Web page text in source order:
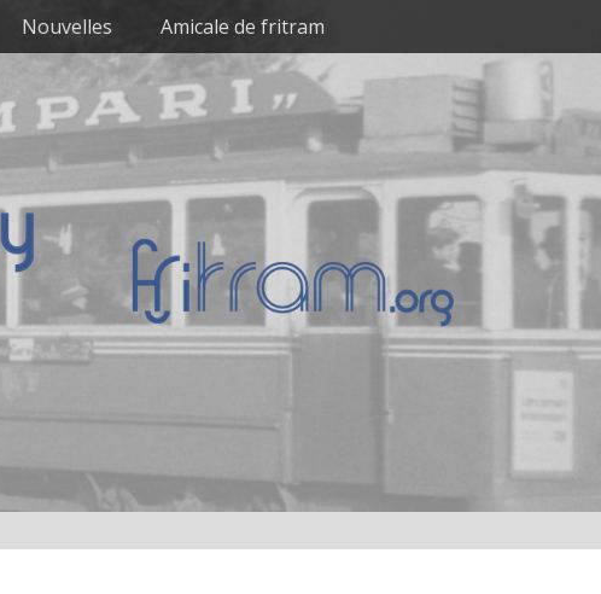
Nouvelles Amicale de fritram